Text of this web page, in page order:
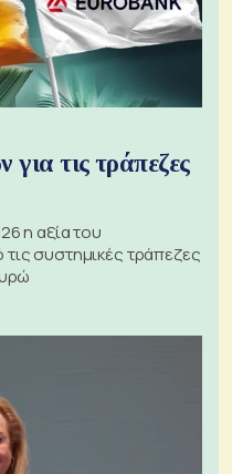
τις τράπεζες
η αξία του
συστημικές τράπεζες